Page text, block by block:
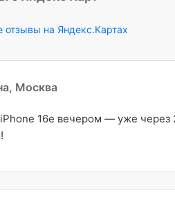
отзывы на Яндекс.Картах
Москва
16e вечером — уже через